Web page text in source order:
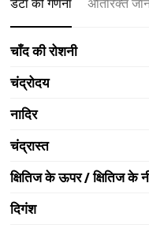
चाँद की रोशनी
चंद्रोदय
नादिर
चंद्रास्त
क्षितिज के ऊपर / क्षितिज के
दिगंश